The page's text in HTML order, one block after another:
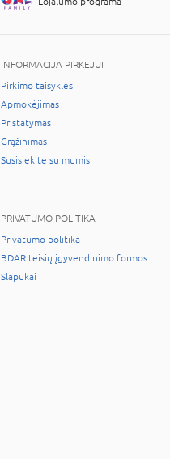
INFORMACIJA PIRKĖJUI
Pirkimo taisyklės
Apmokėjimas
Pristatymas
Grąžinimas
Susisiekite su mumis
PRIVATUMO POLITIKA
Privatumo politika
BDAR teisių įgyvendinimo formos
Slapukai